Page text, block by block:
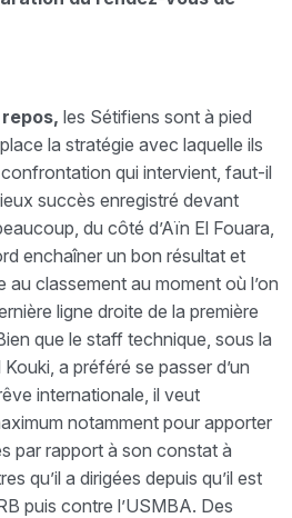
les Sétifiens sont à pied
la stratégie avec laquelle ils
qui intervient, faut-il
succès enregistré devant
du côté d’Aïn El Fouara,
enchaîner un bon résultat et
au classement au moment où l’on
ligne droite de la première
que le staff technique, sous la
a préféré se passer d’un
internationale, il veut
notamment pour apporter
par rapport à son constat à
qu’il a dirigées depuis qu’il est
puis contre l’USMBA. Des